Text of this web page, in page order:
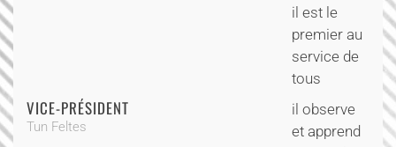
il est le
premier au
service de
tous
VICE-PRÉSIDENT
Tun Feltes
il observe
et apprend